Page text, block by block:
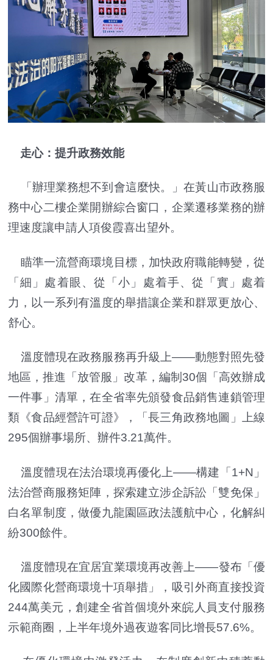
走心：提升政務效能
「辦理業務想不到會這麼快。」在黃山市政務服
務中心二樓企業開辦綜合窗口，企業遷移業務的辦
理速度讓申請人項俊霞喜出望外。
瞄準一流營商環境目標，加快政府職能轉變，從
「細」處着眼、從「小」處着手、從「實」處着
力，以一系列有溫度的舉措讓企業和群眾更放心、
舒心。
溫度體現在政務服務再升級上——動態對照先發
地區，推進「放管服」改革，編制30個「高效辦成
一件事」清單，在全省率先頒發食品銷售連鎖管理
類《食品經營許可證》，「長三角政務地圖」上線
295個辦事場所、辦件3.21萬件。
溫度體現在法治環境再優化上——構建「1+N」
法治營商服務矩陣，探索建立涉企訴訟「雙免保」
白名單制度，做優九龍園區政法護航中心，化解糾
紛300餘件。
溫度體現在宜居宜業環境再改善上——發布「優
化國際化營商環境十項舉措」，吸引外商直接投資
244萬美元，創建全省首個境外來皖人員支付服務
示範商圈，上半年境外過夜遊客同比增長57.6%。